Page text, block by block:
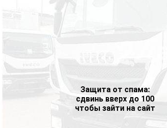
Защита от спама:
сдвинь вверх до 100
чтобы зайти на сайт